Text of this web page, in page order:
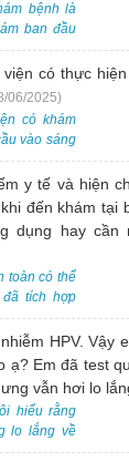
bệnh là
ban đầu
hợp, bao
Vì vậy, bạn
tại Khoa
có thực
06/2025)
có khám
vào sáng
cầu, vui
được sắp
y tế và hiện
đến khám tại
dụng hay cần
toàn có thể
tích hợp
khi đến
mang theoHPV. Vậy
ạ? Em đã test
vẫn hơi lo
hiểu rằng
lo lắng về
Tại Bệnh